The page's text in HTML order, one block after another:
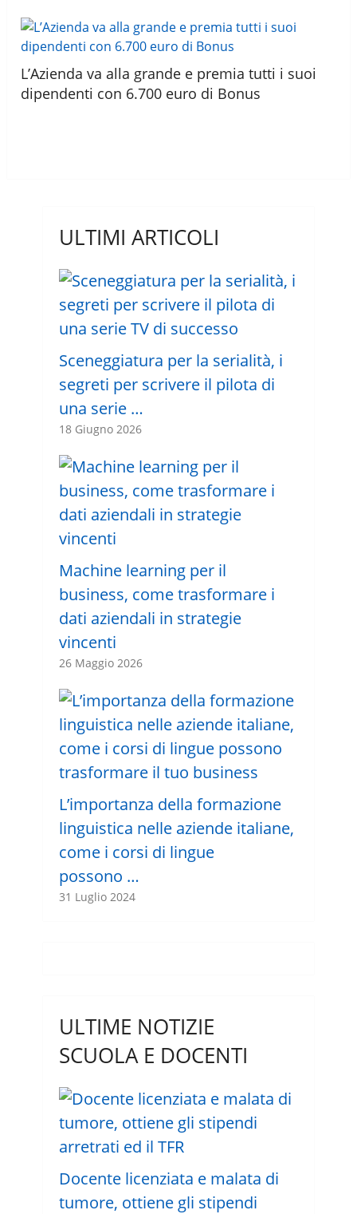
L’Azienda va alla grande e premia tutti i suoi
dipendenti con 6.700 euro di Bonus
ULTIMI ARTICOLI
Sceneggiatura per la serialità, i
segreti per scrivere il pilota di
una serie …
18 Giugno 2026
Machine learning per il
business, come trasformare i
dati aziendali in strategie
vincenti
26 Maggio 2026
L’importanza della formazione
linguistica nelle aziende italiane,
come i corsi di lingue
possono …
31 Luglio 2024
ULTIME NOTIZIE
SCUOLA E DOCENTI
Docente licenziata e malata di
tumore, ottiene gli stipendi